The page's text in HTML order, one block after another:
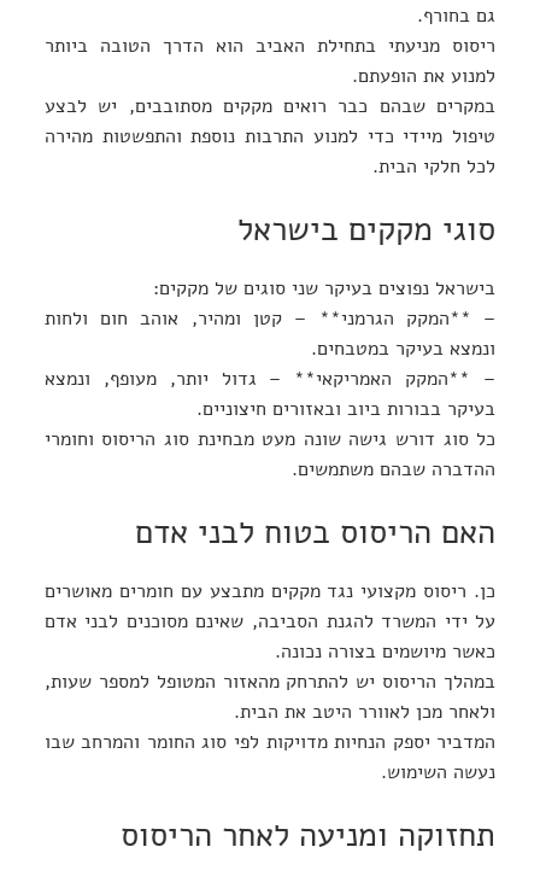
גם בחורף.
ריסוס מניעתי בתחילת האביב הוא הדרך הטובה ביותר
למנוע את הופעתם.
במקרים שבהם כבר רואים מקקים מסתובבים, יש לבצע
טיפול מיידי כדי למנוע התרבות נוספת והתפשטות מהירה
לכל חלקי הבית.
סוגי מקקים בישראל
בישראל נפוצים בעיקר שני סוגים של מקקים:
– **המקק הגרמני** – קטן ומהיר, אוהב חום ולחות
ונמצא בעיקר במטבחים.
– **המקק האמריקאי** – גדול יותר, מעופף, ונמצא
בעיקר בבורות ביוב ובאזורים חיצוניים.
כל סוג דורש גישה שונה מעט מבחינת סוג הריסוס וחומרי
ההדברה שבהם משתמשים.
האם הריסוס בטוח לבני אדם
כן. ריסוס מקצועי נגד מקקים מתבצע עם חומרים מאושרים
על ידי המשרד להגנת הסביבה, שאינם מסוכנים לבני אדם
כאשר מיושמים בצורה נכונה.
במהלך הריסוס יש להתרחק מהאזור המטופל למספר שעות,
ולאחר מכן לאוורר היטב את הבית.
המדביר יספק הנחיות מדויקות לפי סוג החומר והמרחב שבו
נעשה השימוש.
תחזוקה ומניעה לאחר הריסוס